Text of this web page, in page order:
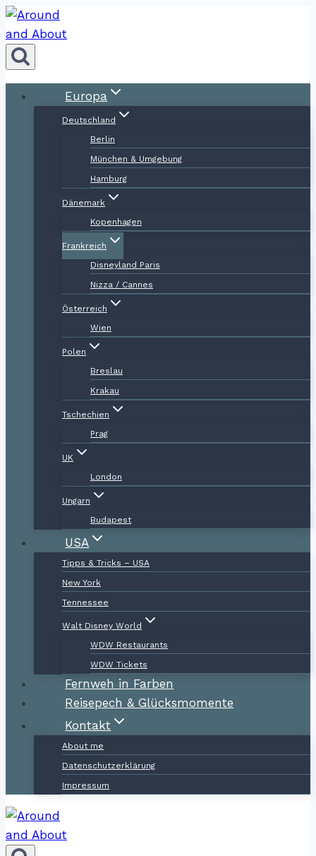
Zum
Inhalt
springen
Europa
Deutschland
Berlin
München & Umgebung
Hamburg
Dänemark
Kopenhagen
Frankreich
Disneyland Paris
Nizza / Cannes
Österreich
Wien
Polen
Breslau
Krakau
Tschechien
Prag
UK
London
Ungarn
Budapest
USA
Tipps & Tricks – USA
New York
Tennessee
Walt Disney World
WDW Restaurants
WDW Tickets
Fernweh in Farben
Reisepech & Glücksmomente
Kontakt
About me
Datenschutzerklärung
Impressum